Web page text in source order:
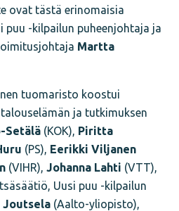
ovat tästä erinomaisia
puu -kilpailun puheenjohtaja ja
Martta
tuomaristo koostui
ja tutkimuksen
Setälä (KOK), Piritta
(PS), Eerikki Viljanen
(VIHR), Johanna Lahti (VTT),
Uusi puu -kilpailun
Joutsela (Aalto-yliopisto),